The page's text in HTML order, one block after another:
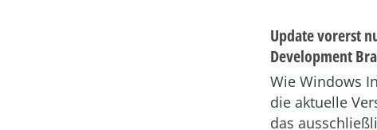
Update vorerst
Development
Wie Windows
die aktuelle
das